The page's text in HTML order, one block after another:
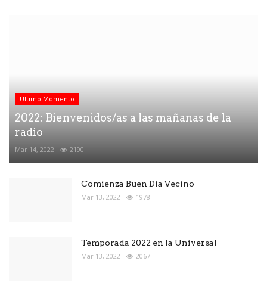
Ultimo Momento
2022: Bienvenidos/as a las mañanas de la
radio
Mar 14, 2022 2190
Comienza Buen Dìa Vecino
Mar 13, 2022 1978
Temporada 2022 en la Universal
Mar 13, 2022 2067